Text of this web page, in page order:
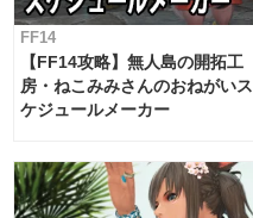
FF14
【FF14攻略】無人島の開拓工
房・ねこみみさんのおねがいス
ケジュールメーカー